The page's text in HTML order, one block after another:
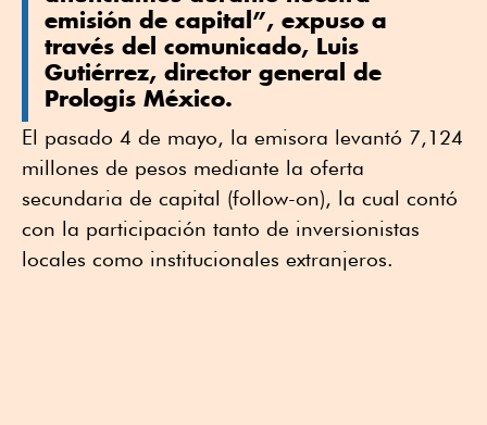
emisión de capital”, expuso a
través del comunicado, Luis
Gutiérrez, director general de
Prologis México.
El pasado 4 de mayo, la emisora levantó 7,124
millones de pesos mediante la oferta
secundaria de capital (follow-on), la cual contó
con la participación tanto de inversionistas
locales como institucionales extranjeros.